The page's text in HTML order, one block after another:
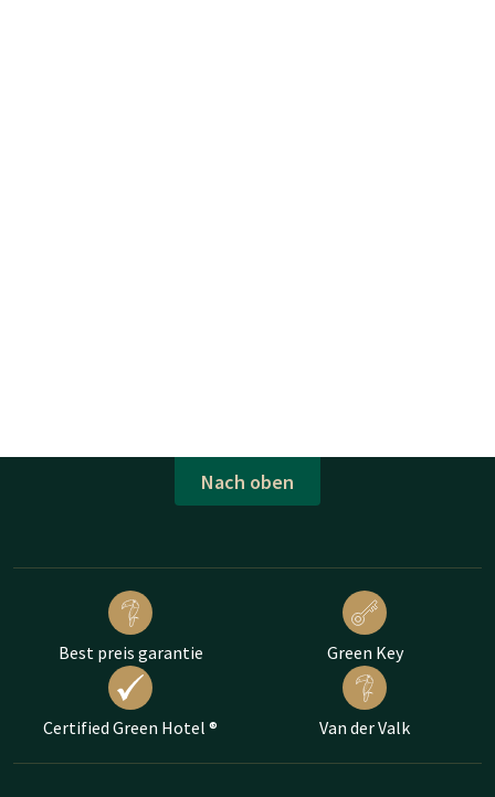
Nach oben
Best preis garantie Green Key
Certified Green Hotel ® Van der Valk